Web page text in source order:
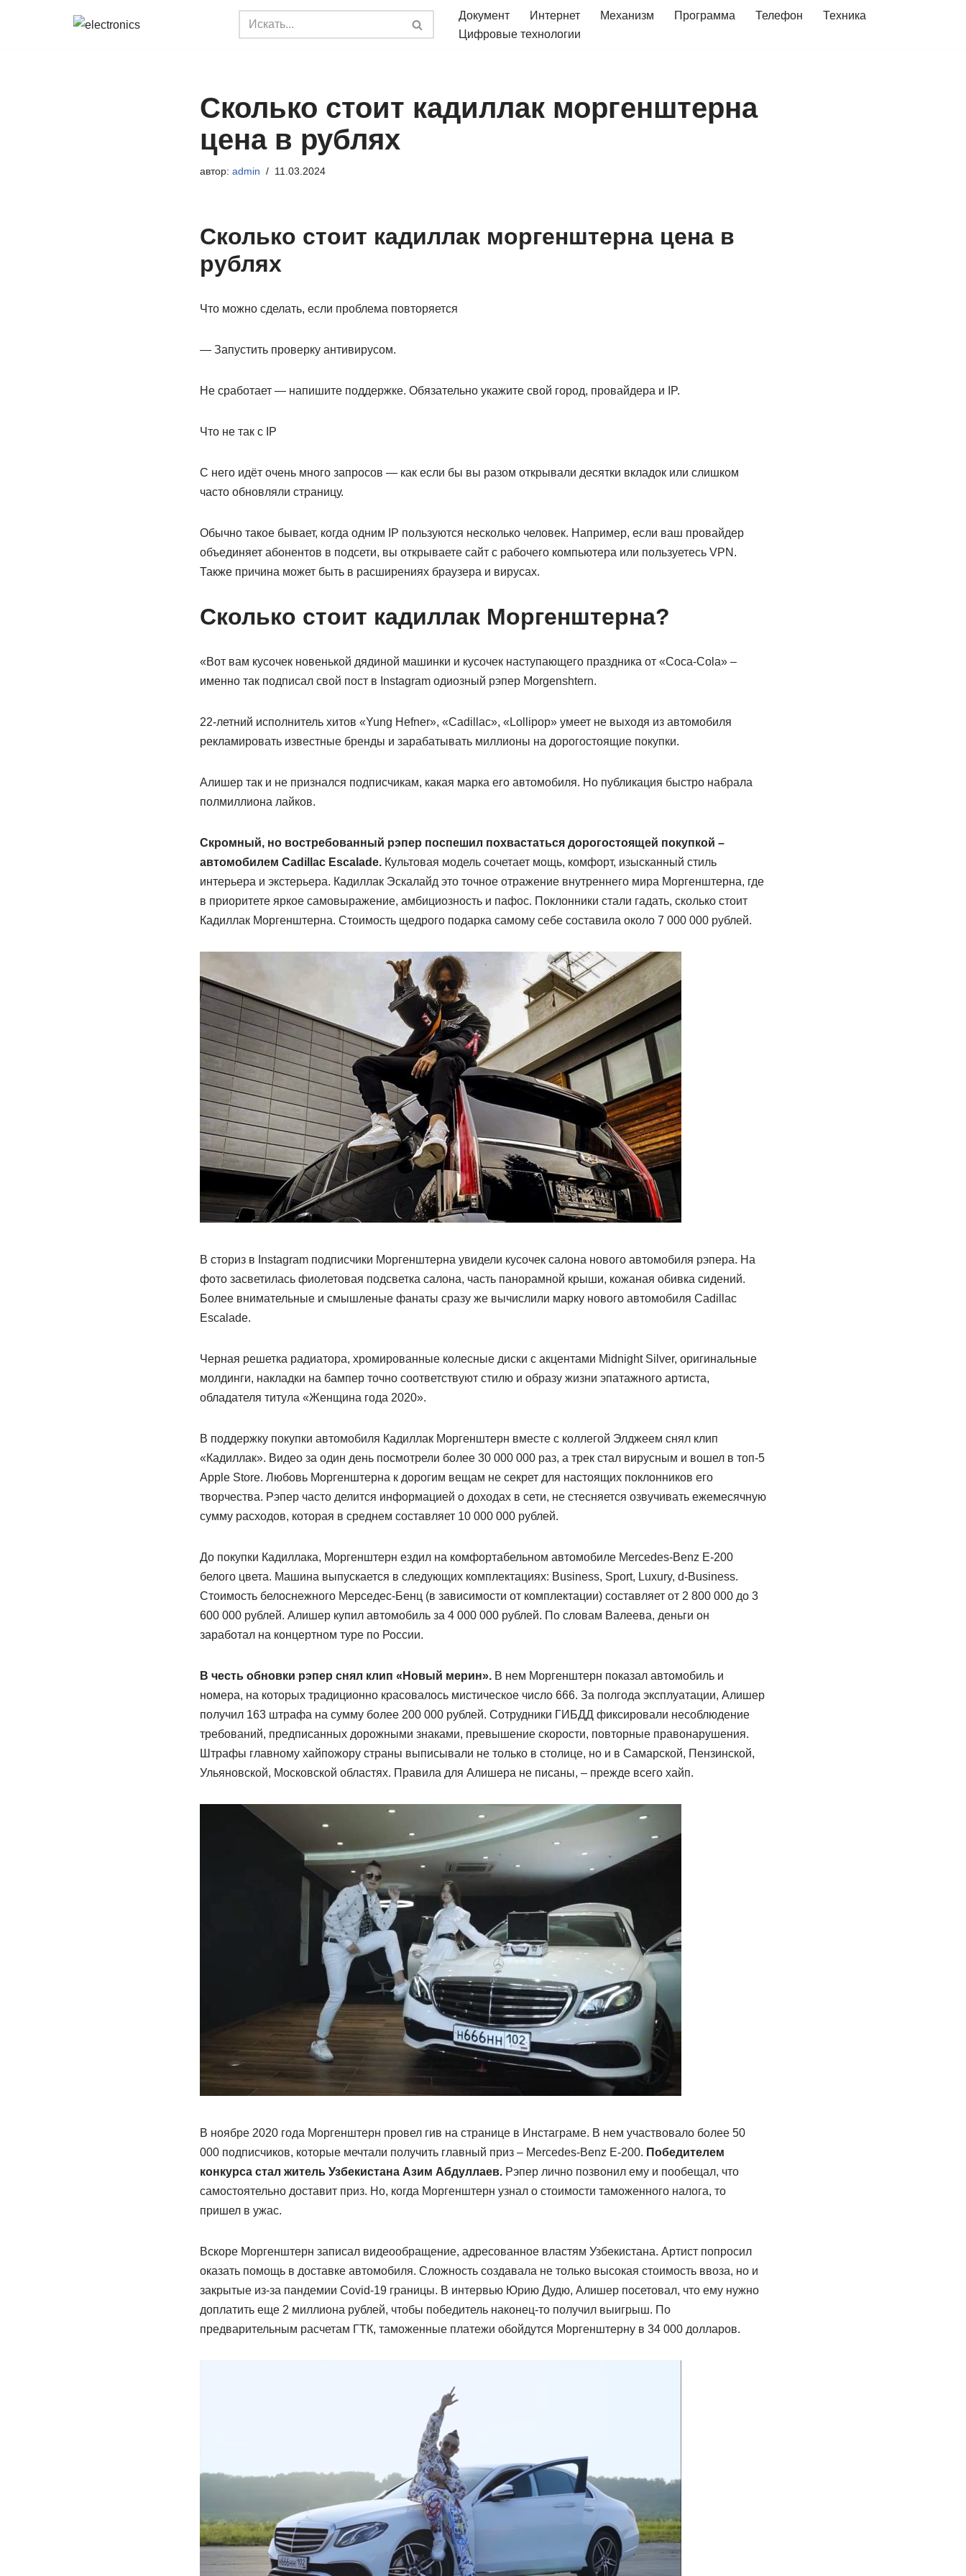
Документ Интернет Механизм Программа Телефон
Техника
Цифровые технологии
Сколько стоит кадиллак моргенштерна
цена в рублях
автор: admin 11.03.2024
Сколько стоит кадиллак моргенштерна цена в
рублях
Что можно сделать, если проблема повторяется
— Запустить проверку антивирусом.
Не сработает — напишите поддержке. Обязательно укажите свой город, провайдера и IP.
Что не так с IP
С него идёт очень много запросов — как если бы вы разом открывали десятки вкладок или слишком
часто обновляли страницу.
Обычно такое бывает, когда одним IP пользуются несколько человек. Например, если ваш провайдер
объединяет абонентов в подсети, вы открываете сайт с рабочего компьютера или пользуетесь VPN.
Также причина может быть в расширениях браузера и вирусах.
Сколько стоит кадиллак Моргенштерна?
«Вот вам кусочек новенькой дядиной машинки и кусочек наступающего праздника от «Coca-Cola» –
именно так подписал свой пост в Instagram одиозный рэпер Morgenshtern.
22-летний исполнитель хитов «Yung Hefner», «Cadillac», «Lollipop» умеет не выходя из автомобиля
рекламировать известные бренды и зарабатывать миллионы на дорогостоящие покупки.
Алишер так и не признался подписчикам, какая марка его автомобиля. Но публикация быстро набрала
полмиллиона лайков.
Скромный, но востребованный рэпер поспешил похвастаться дорогостоящей покупкой –
автомобилем Cadillac Escalade.Культовая модель сочетает мощь, комфорт, изысканный стиль
интерьера и экстерьера. Кадиллак Эскалайд это точное отражение внутреннего мира Моргенштерна, где
в приоритете яркое самовыражение, амбициозность и пафос. Поклонники стали гадать, сколько стоит
Кадиллак Моргенштерна. Стоимость щедрого подарка самому себе составила около 7 000 000 рублей.
В сториз в Instagram подписчики Моргенштерна увидели кусочек салона нового автомобиля рэпера. На
фото засветилась фиолетовая подсветка салона, часть панорамной крыши, кожаная обивка сидений.
Более внимательные и смышленые фанаты сразу же вычислили марку нового автомобиля Cadillac
Escalade.
Черная решетка радиатора, хромированные колесные диски с акцентами Midnight Silver, оригинальные
молдинги, накладки на бампер точно соответствуют стилю и образу жизни эпатажного артиста,
обладателя титула «Женщина года 2020».
В поддержку покупки автомобиля Кадиллак Моргенштерн вместе с коллегой Элджеем снял клип
«Кадиллак». Видео за один день посмотрели более 30 000 000 раз, а трек стал вирусным и вошел в топ-5
Apple Store. Любовь Моргенштерна к дорогим вещам не секрет для настоящих поклонников его
творчества. Рэпер часто делится информацией о доходах в сети, не стесняется озвучивать ежемесячную
сумму расходов, которая в среднем составляет 10 000 000 рублей.
До покупки Кадиллака, Моргенштерн ездил на комфортабельном автомобиле Mercedes-Benz E-200
белого цвета. Машина выпускается в следующих комплектациях: Business, Sport, Luxury, d-Business.
Стоимость белоснежного Мерседес-Бенц (в зависимости от комплектации) составляет от 2 800 000 до 3
600 000 рублей. Алишер купил автомобиль за 4 000 000 рублей. По словам Валеева, деньги он
заработал на концертном туре по России.
В честь обновки рэпер снял клип «Новый мерин».В нем Моргенштерн показал автомобиль и
номера, на которых традиционно красовалось мистическое число 666. За полгода эксплуатации, Алишер
получил 163 штрафа на сумму более 200 000 рублей. Сотрудники ГИБДД фиксировали несоблюдение
требований, предписанных дорожными знаками, превышение скорости, повторные правонарушения.
Штрафы главному хайпожору страны выписывали не только в столице, но и в Самарской, Пензинской,
Ульяновской, Московской областях. Правила для Алишера не писаны, – прежде всего хайп.
В ноябре 2020 года Моргенштерн провел гив на странице в Инстаграме. В нем участвовало более 50
000 подписчиков, которые мечтали получить главный приз – Mercedes-Benz E-200. Победителем
конкурса стал житель Узбекистана Азим Абдуллаев.Рэпер лично позвонил ему и пообещал, что
самостоятельно доставит приз. Но, когда Моргенштерн узнал о стоимости таможенного налога, то
пришел в ужас.
Вскоре Моргенштерн записал видеообращение, адресованное властям Узбекистана. Артист попросил
оказать помощь в доставке автомобиля. Сложность создавала не только высокая стоимость ввоза, но и
закрытые из-за пандемии Covid-19 границы. В интервью Юрию Дудю, Алишер посетовал, что ему нужно
доплатить еще 2 миллиона рублей, чтобы победитель наконец-то получил выигрыш. По
предварительным расчетам ГТК, таможенные платежи обойдутся Моргенштерну в 34 000 долларов.